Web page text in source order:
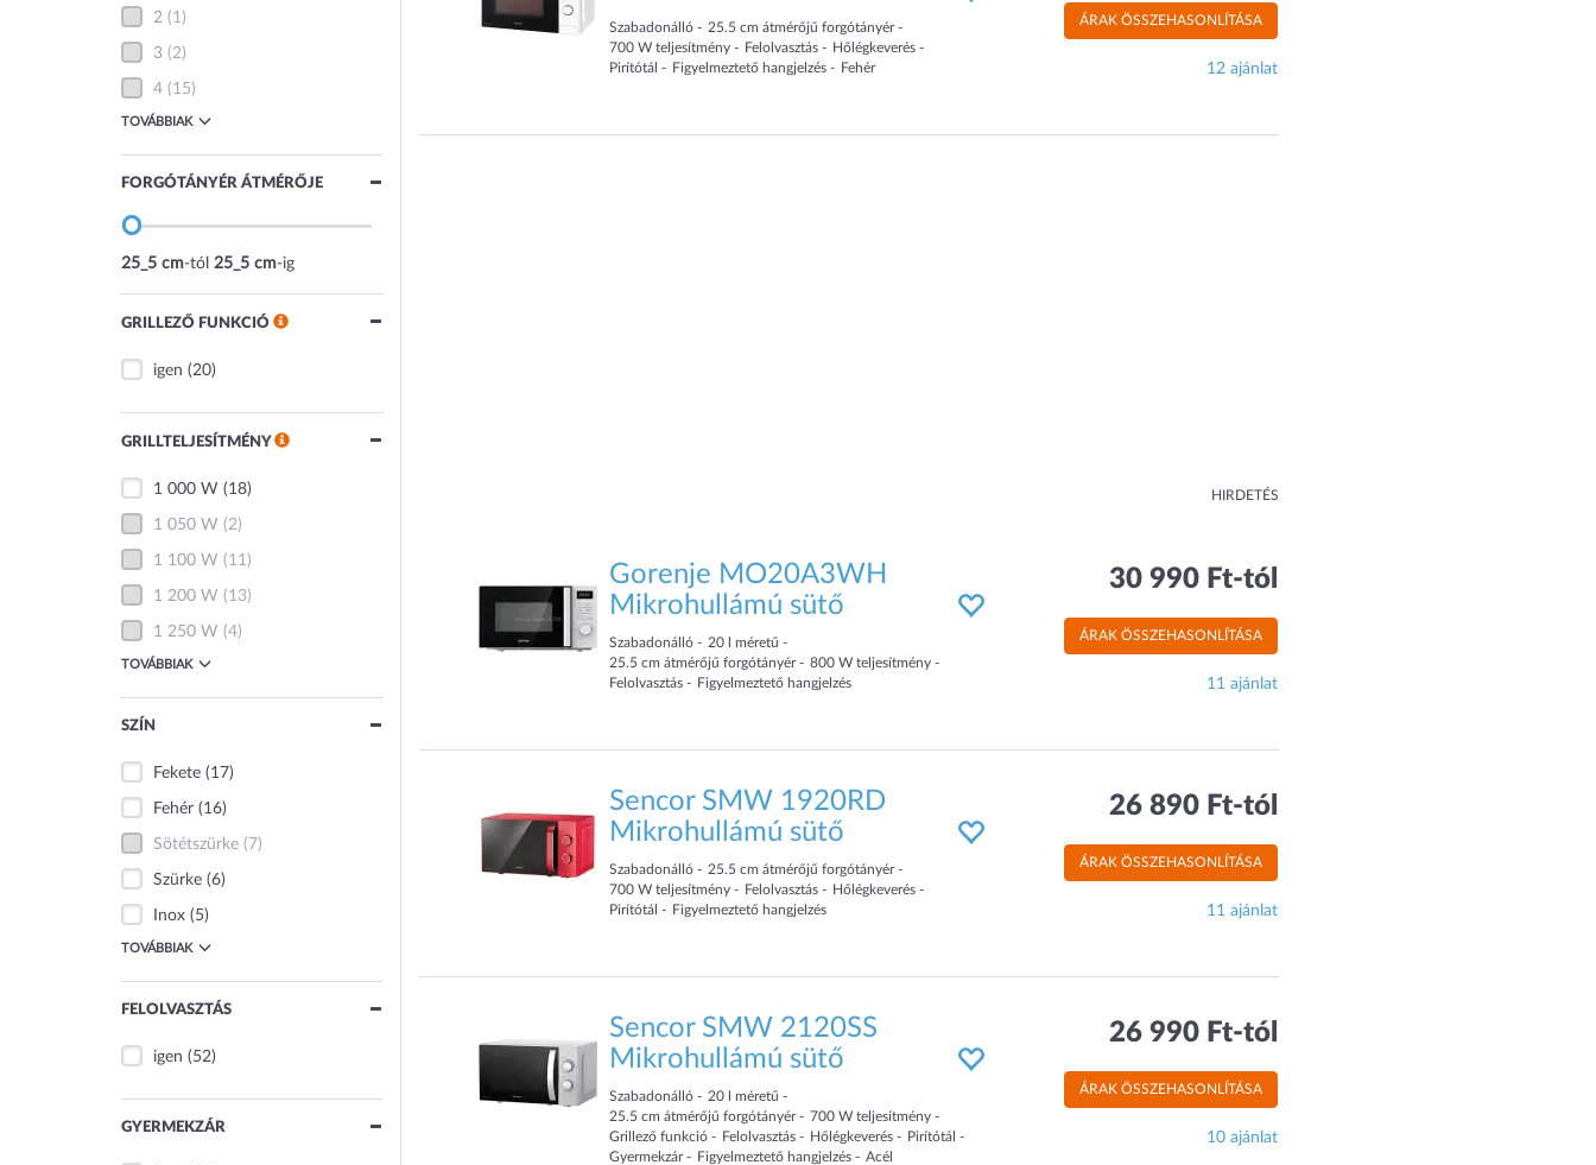
2 (1)
3 (2)
4 (15)
TOVÁBBIAK
FORGÓTÁNYÉR ÁTMÉRŐJE
25_5 cm-tól 25_5 cm-ig
GRILLEZŐ FUNKCIÓ
igen (20)
GRILLTELJESÍTMÉNY
1 000 W (18)
1 050 W (2)
1 100 W (11)
1 200 W (13)
1 250 W (4)
TOVÁBBIAK
SZÍN
Fekete (17)
Fehér (16)
Sötétszürke (7)
Szürke (6)
Inox (5)
TOVÁBBIAK
FELOLVASZTÁS
igen (52)
GYERMEKZÁR
Szabadonálló 25.5 cm átmérőjű forgótányér
700 W teljesítmény Felolvasztás
Hőlégkeverés
Pirítótál
Figyelmeztető hangjelzés Fehér
ÁRAK ÖSSZEHASONLÍTÁSA
12 ajánlat
HIRDETÉS
Gorenje MO20A3WH
Mikrohullámú sütő
Szabadonálló 20 l méretű
25.5 cm átmérőjű forgótányér 800 W teljesítmény
Felolvasztás
Figyelmeztető hangjelzés
30 990 Ft-tól
ÁRAK ÖSSZEHASONLÍTÁSA
11 ajánlat
Sencor SMW 1920RD
Mikrohullámú sütő
Szabadonálló 25.5 cm átmérőjű forgótányér
700 W teljesítmény Felolvasztás
Hőlégkeverés
Pirítótál
Figyelmeztető hangjelzés
26 890 Ft-tól
ÁRAK ÖSSZEHASONLÍTÁSA
11 ajánlat
Sencor SMW 2120SS
Mikrohullámú sütő
Szabadonálló 20 l méretű
25.5 cm átmérőjű forgótányér 700 W teljesítmény
Grillező funkció
Felolvasztás Hőlégkeverés
Pirítótál
Gyermekzár
Figyelmeztető hangjelzés Acél
26 990 Ft-tól
ÁRAK ÖSSZEHASONLÍTÁSA
10 ajánlat